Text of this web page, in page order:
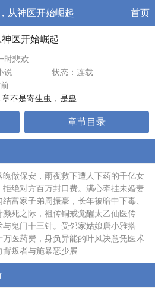
从神医开始崛起 首页
医开始崛起
时悲欢
说
状态：连载
不是寄生虫，是蛊
章节目录
做保安，雨夜救下遭人下药的千亿女
绝对方百万封口费。满心牵挂未婚妻
富家子弟周振豪，长年被暗中下毒、
死之际，祖传铜戒觉醒太乙仙医传
鬼门十三针。受邻家姑娘唐小雅搭
医药费，身负异能的叶风决意凭医术
叛者与施暴恶少展